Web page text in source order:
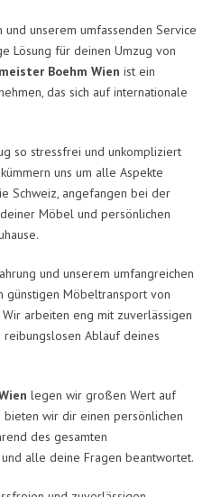
unserem umfassenden Service
Lösung für deinen Umzug von
Boehm Wien ist ein
das sich auf internationale
so stressfrei und unkompliziert
uns um alle Aspekte
Schweiz, angefangen bei der
Möbel und persönlichen
und unserem umfangreichen
günstigen Möbeltransport von
arbeiten eng mit zuverlässigen
reibungslosen Ablauf deines
legen wir großen Wert auf
wir dir einen persönlichen
des gesamten
alle deine Fragen beantwortet.